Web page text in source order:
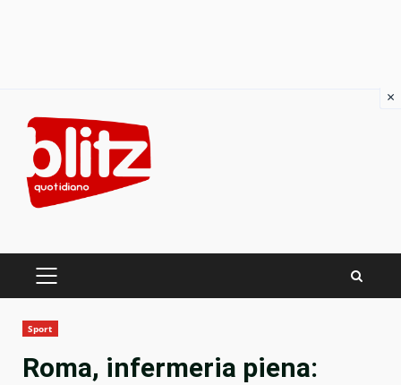
content
PRIMARY
Sport
Roma, infermeria piena:
×